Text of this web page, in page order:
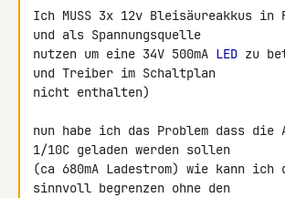
Ich MUSS 3x 12v Bleisäureakkus in
und als Spannungsquelle
nutzen um eine 34V 500mA LED zu
und Treiber im Schaltplan
nicht enthalten)
nun habe ich das Problem dass die
1/10C geladen werden sollen
(ca 680mA Ladestrom) wie kann ich
sinnvoll begrenzen ohne den